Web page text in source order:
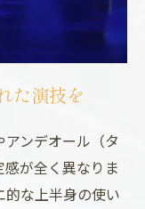
た演技を
ンデオール（タ
が全く異なりま
な上半身の使い